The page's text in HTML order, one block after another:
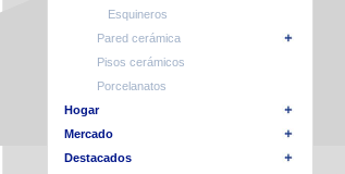
Esquineros
Pared cerámica
Pisos cerámicos
Porcelanatos
Hogar
Mercado
Destacados